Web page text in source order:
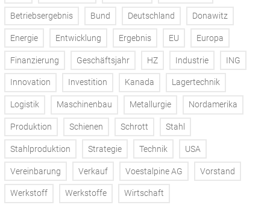
Betriebsergebnis Bund Deutschland Donawitz
Energie Entwicklung Ergebnis EU Europa
Finanzierung Geschäftsjahr HZ Industrie ING
Innovation Investition Kanada Lagertechnik
Logistik Maschinenbau Metallurgie Nordamerika
Produktion Schienen Schrott Stahl
Stahlproduktion Strategie Technik USA
Vereinbarung Verkauf Voestalpine AG Vorstand
Werkstoff Werkstoffe Wirtschaft